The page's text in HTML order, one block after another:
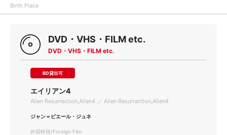
Birth Place
DVD・VHS・FILM etc.
DVD・VHS・FILM etc.
BD貸出可
エイリアン4
Alien Resurrection,Alien4 ／ Alien Resurrection,Alien4
ジャン＝ピエール・ジュネ
外国映画/Foreign Film